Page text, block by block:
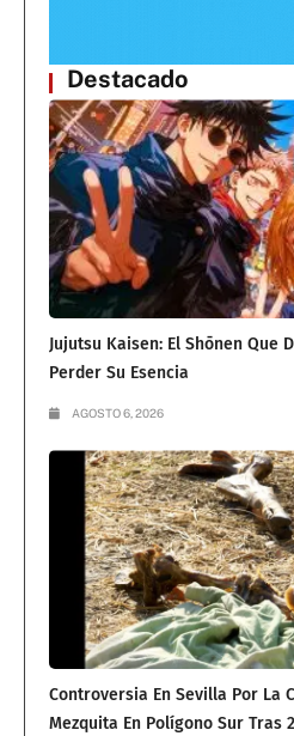
Destacado
Jujutsu Kaisen: El Shōnen Que
Perder Su Esencia
AGOSTO 6, 2026
Controversia En Sevilla Por La
Mezquita En Polígono Sur Tras